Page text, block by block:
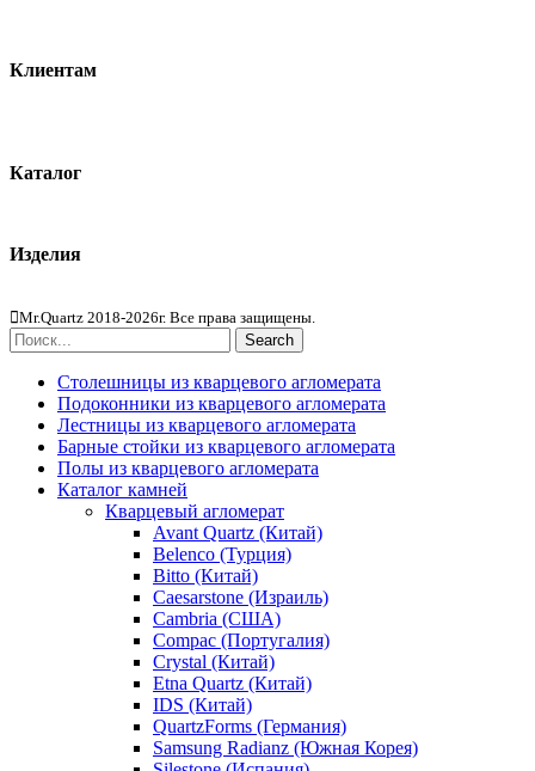
Клиентам
Каталог
Изделия
Mr.Quartz 2018-2026г. Все права защищены.
Search
Столешницы из кварцевого агломерата
Подоконники из кварцевого агломерата
Лестницы из кварцевого агломерата
Барные стойки из кварцевого агломерата
Полы из кварцевого агломерата
Каталог камней
Кварцевый агломерат
Avant Quartz (Китай)
Belenco (Турция)
Bitto (Китай)
Caesarstone (Израиль)
Cambria (США)
Compac (Португалия)
Crystal (Китай)
Etna Quartz (Китай)
IDS (Китай)
QuartzForms (Германия)
Samsung Radianz (Южная Корея)